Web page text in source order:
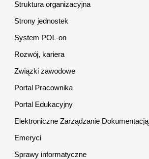
Struktura organizacyjna
Strony jednostek
System POL-on
Rozwój, kariera
Związki zawodowe
Portal Pracownika
Portal Edukacyjny
Elektroniczne Zarządzanie Dokumentacją
Emeryci
Sprawy informatyczne